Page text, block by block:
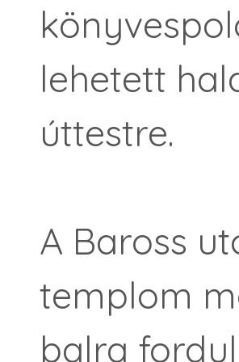
lehetett
úttestre.
A Baross
templom
balra